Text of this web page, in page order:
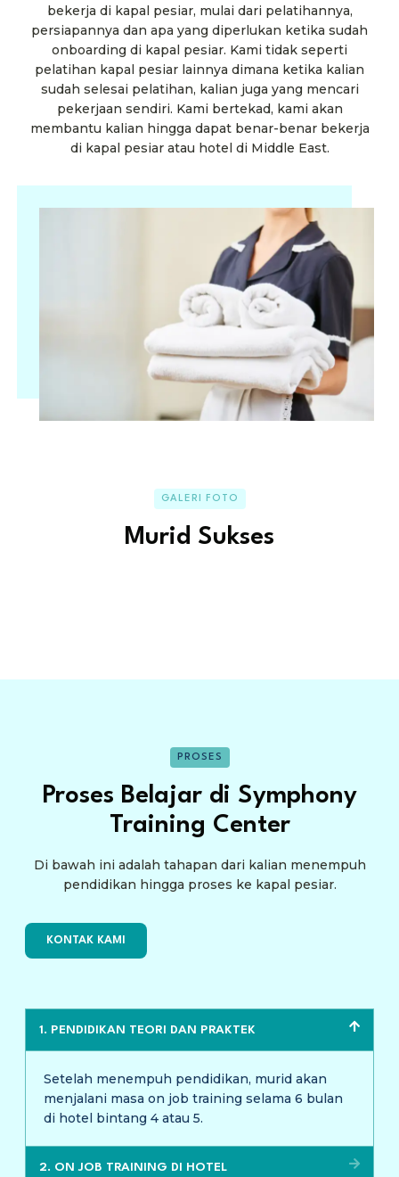
bekerja di kapal pesiar, mulai dari pelatihannya,
persiapannya dan apa yang diperlukan ketika sudah
onboarding di kapal pesiar. Kami tidak seperti
pelatihan kapal pesiar lainnya dimana ketika kalian
sudah selesai pelatihan, kalian juga yang mencari
pekerjaan sendiri. Kami bertekad, kami akan
membantu kalian hingga dapat benar-benar bekerja
di kapal pesiar atau hotel di Middle East.
GALERI FOTO
Murid Sukses
PROSES
Proses Belajar di Symphony
Training Center
Di bawah ini adalah tahapan dari kalian menempuh
pendidikan hingga proses ke kapal pesiar.
KONTAK KAMI
1. PENDIDIKAN TEORI DAN PRAKTEK
Setelah menempuh pendidikan, murid akan
menjalani masa on job training selama 6 bulan
di hotel bintang 4 atau 5.
2. ON JOB TRAINING DI HOTEL